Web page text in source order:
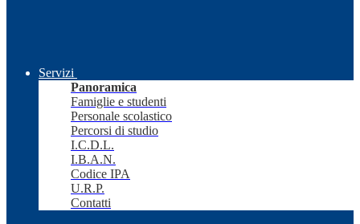
Servizi
Panoramica
Famiglie e studenti
Personale scolastico
Percorsi di studio
I.C.D.L.
I.B.A.N.
Codice IPA
U.R.P.
Contatti